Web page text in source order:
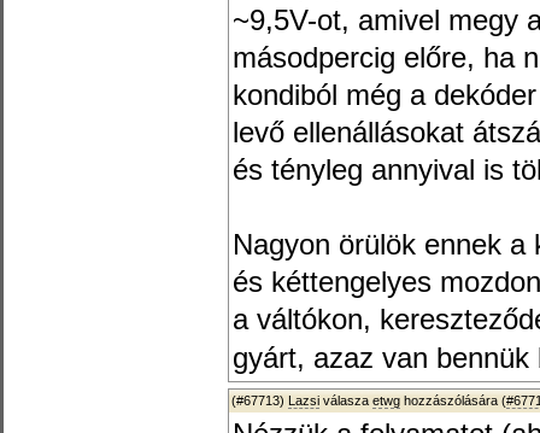
~9,5V-ot, amivel megy
másodpercig előre, ha
kondiból még a
levő ellenállásokat
és tényleg annyival is
Nagyon örülök ennek
és kéttengelyes
a váltókon,
gyárt, azaz van
(#67713) Lazsi válasza etwg hozzászólására (